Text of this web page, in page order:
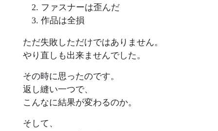
ファスナーは歪んだ
作品は全損
ただ失敗しただけではありません。
やり直しも出来ませんでした。
その時に思ったのです。
返し縫い一つで、
こんなに結果が変わるのか。
そして、